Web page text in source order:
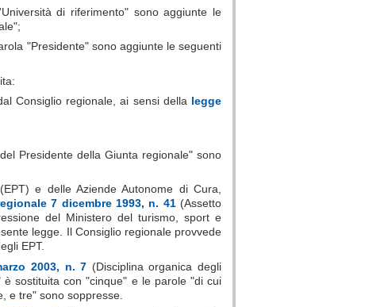
di riferimento" sono aggiunte le
"Presidente" sono aggiunte le seguenti
Consiglio regionale, ai sensi della legge
Presidente della Giunta regionale" sono
e delle Aziende Autonome di Cura,
7 dicembre 1993, n. 41(Assetto
del Ministero del turismo, sport e
legge. Il Consiglio regionale provvede
EPT.
2003, n. 7 (Disciplina organica degli
sostituita con "cinque" e le parole "di cui
e tre" sono soppresse.